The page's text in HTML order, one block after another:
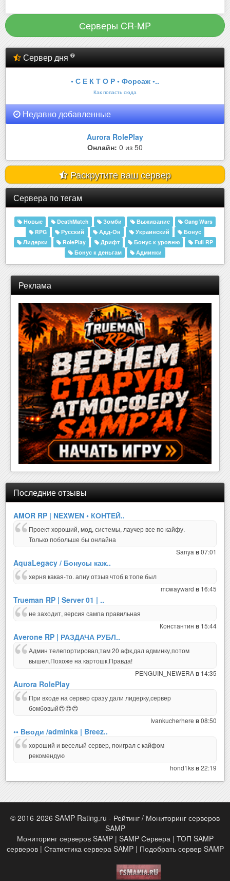
Серверы CR-MP
Сервер дня
• С Е К Т О Р • Форсаж •..
Как попасть сюда
Недавно добавленные
Aurora RolePlay
Онлайн: 0 из 50
Раскрутите ваш сервер
Сервера по тегам
Новые DeathMatch Зомби Выживание
Gang Wars
RPG
Русский Адд-Он Украинский
Бонус
Лидерки
RolePlay Дрифт Бонус к уровню
Full RP
Бонус к деньгам
Админки
Реклама
Последние отзывы
AMOR RP | NEXWEN • КОНТЕЙ..
Проект хороший, мод, системы, лаучер все по кайфу.
Только побольше бы онлайна
Sanya в07:01
AquaLegacy / Бонусы каж..
херня какая-то. апну отзыв чтоб в топе был
mcwayward в 16:45
Trueman RP | Server 01 | ..
не заходит, версия сампа правильная
Константин в 15:44
Averone RP | РАЗДАЧА РУБЛ..
Админ телепортировал,там 20 афк,дал админку,потом
вышел.Похоже на картошк.Правда!
PENGUIN_NEWERAв 14:35
Aurora RolePlay
При входе на сервер сразу дали лидерку,сервер
бомбовый😍😍😍
Ivankucherhere в08:50
•• Вводи /adminka | Breez..
хороший и веселый сервер, поиграл с кайфом
рекомендую
hond1ksв22:19
© 2016-2026 SAMP-Rating.ru - Рейтинг / Мониторинг серверов
SAMP
Мониторинг серверов SAMP | SAMP Сервера | ТОП SAMP
серверов | Статистика сервера SAMP | Подобрать сервер SAMP